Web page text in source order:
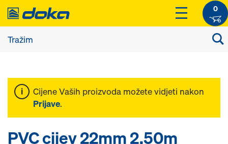
0
Cijene Vaših proizvoda možete vidjeti nakon
Prijave.
PVC cijev 22mm 2,50m